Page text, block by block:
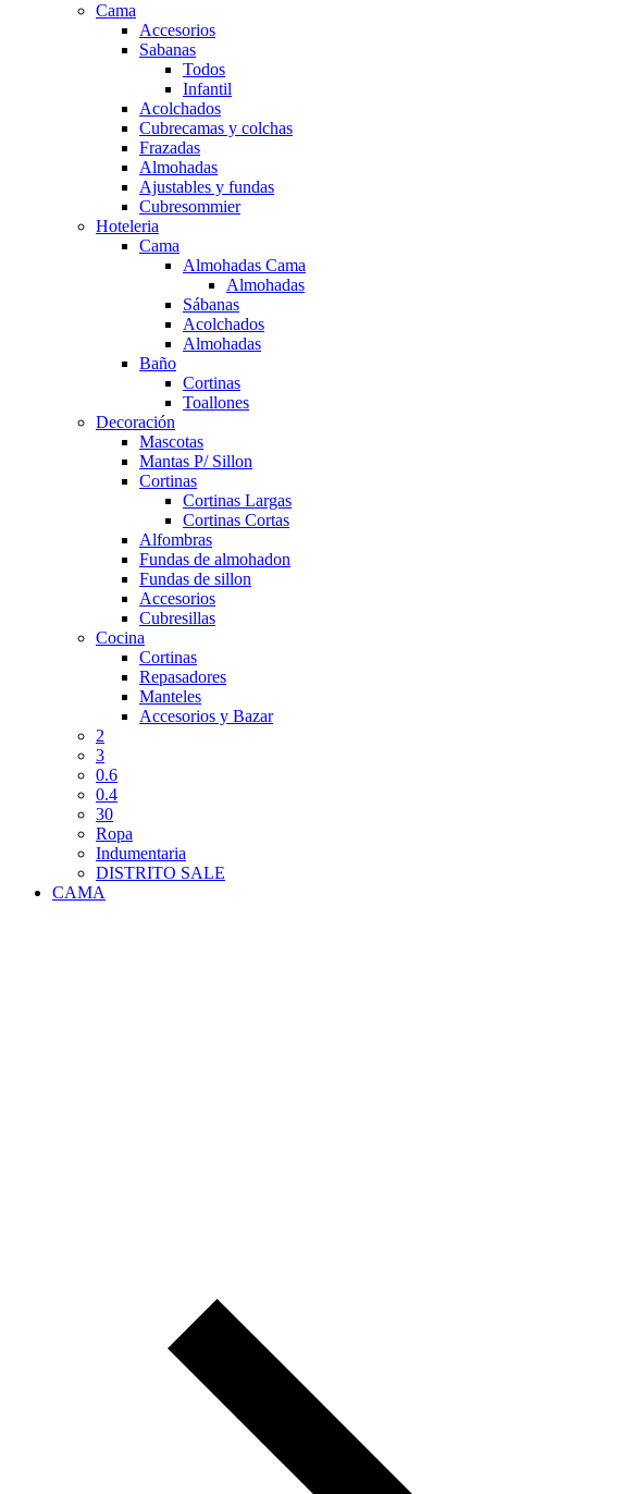
Cama
Accesorios
Sabanas
Todos
Infantil
Acolchados
Cubrecamas y colchas
Frazadas
Almohadas
Ajustables y fundas
Cubresommier
Hoteleria
Cama
Almohadas Cama
Almohadas
Sábanas
Acolchados
Almohadas
Baño
Cortinas
Toallones
Decoración
Mascotas
Mantas P/ Sillon
Cortinas
Cortinas Largas
Cortinas Cortas
Alfombras
Fundas de almohadon
Fundas de sillon
Accesorios
Cubresillas
Cocina
Cortinas
Repasadores
Manteles
Accesorios y Bazar
2
3
0.6
0.4
30
Ropa
Indumentaria
DISTRITO SALE
CAMA